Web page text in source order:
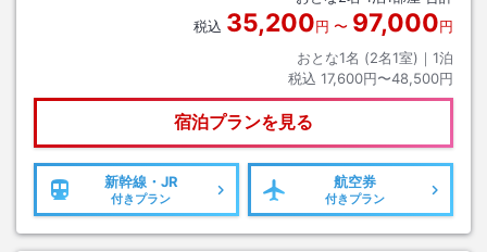
税込 35,200円 〜 97,000円
おとな1名 (2名1室)｜ 1泊
税込 17,600円〜48,500円
宿泊プランを見る
新幹線・JR
付きプラン
航空券
付きプラン